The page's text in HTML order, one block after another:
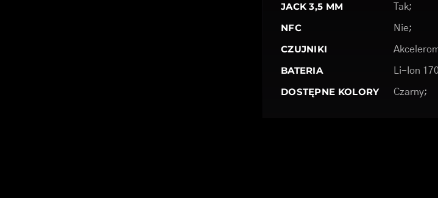
JACK 3,5 MM Tak;
NFC Nie;
CZUJNIKI
BATERIA Li-Ion
DOSTĘPNE KOLORY Czarny;